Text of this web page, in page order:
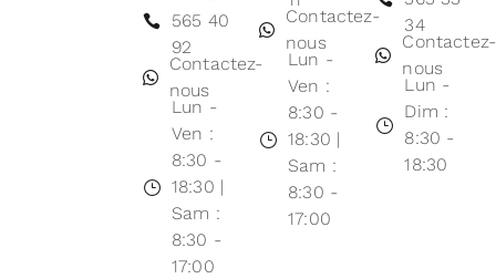
565 40
92
Contactez-
nous
Lun -
Ven :
8:30 -
18:30 |
Sam :
8:30 -
17:00
Contactez-
nous
Lun -
Ven :
8:30 -
18:30 |
Sam :
8:30 -
17:00
34
Contactez-
nous
Lun -
Dim :
8:30 -
18:30